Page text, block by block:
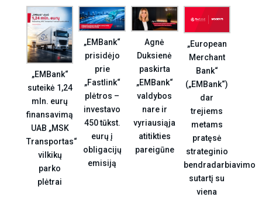
„EMBank“
suteikė 1,24
mln. eurų
finansavimą
UAB „MSK
Transportas“
vilkikų
parko
plėtrai
„EMBank“
prisidėjo
prie
„Fastlink“
plėtros –
investavo
450 tūkst.
eurų į
obligacijų
emisiją
Agnė
Duksienė
paskirta
„EMBank“
valdybos
nare ir
vyriausiąja
atitikties
pareigūne
„European
Merchant
Bank“
(„EMBank“)
dar
trejiems
metams
pratęsė
strateginio
bendradarbiavimo
sutartį su
viena